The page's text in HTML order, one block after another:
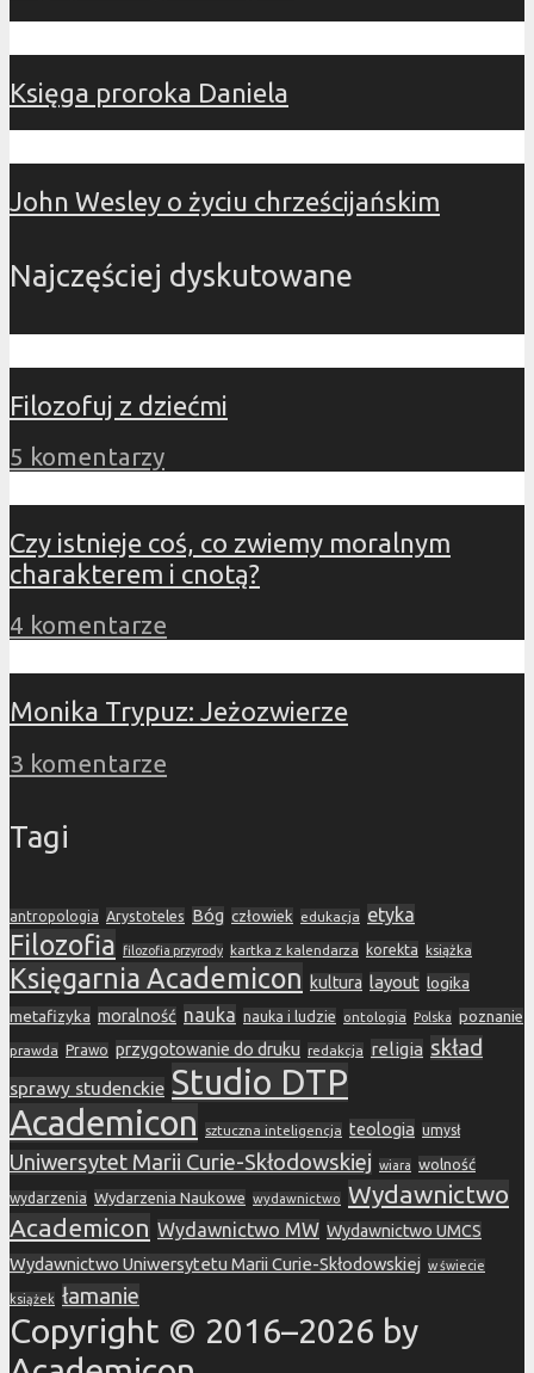
Księga proroka Daniela
John Wesley o życiu chrześcijańskim
Najczęściej dyskutowane
Filozofuj z dziećmi
5 komentarzy
Czy istnieje coś, co zwiemy moralnym
charakterem i cnotą?
4 komentarze
Monika Trypuz: Jeżozwierze
3 komentarze
Tagi
antropologia Arystoteles Bóg człowiek edukacja etyka
Filozofia filozofia przyrody kartka z kalendarza korekta książka
Księgarnia Academicon kultura layout logika
metafizyka moralność nauka nauka i ludzie ontologia Polska poznanie
prawda Prawo przygotowanie do druku redakcja religia skład
sprawy studenckie Studio DTP
Academicon
sztuczna inteligencja teologia umysł
Uniwersytet Marii Curie-Skłodowskiej wiara wolność
wydarzenia Wydarzenia Naukowe wydawnictwo Wydawnictwo
Academicon Wydawnictwo MW Wydawnictwo UMCS
Wydawnictwo Uniwersytetu Marii Curie-Skłodowskiej w świecie
książek łamanie
Copyright © 2016–2026 by